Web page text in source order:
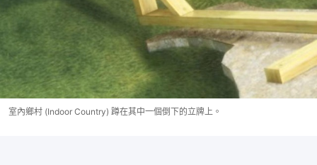
室內鄉村 (Indoor Country) 蹲在其中一個倒下的立牌上。